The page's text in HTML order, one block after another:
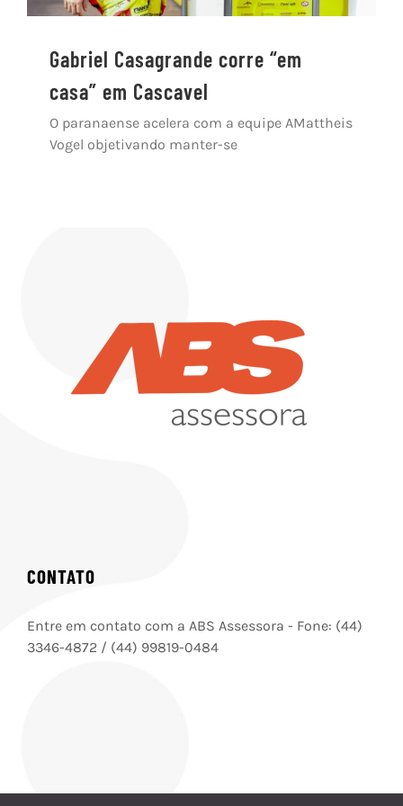
Gabriel Casagrande corre “em
casa” em Cascavel
O paranaense acelera com a equipe AMattheis
Vogel objetivando manter-se
CONTATO
Entre em contato com a ABS Assessora - Fone: (44)
3346-4872 / (44) 99819-0484